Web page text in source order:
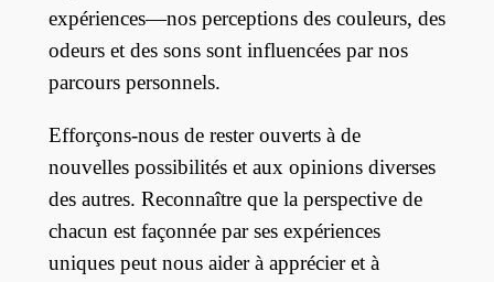
expériences—nos perceptions des couleurs, des
odeurs et des sons sont influencées par nos
parcours personnels.
Efforçons-nous de rester ouverts à de
nouvelles possibilités et aux opinions diverses
des autres. Reconnaître que la perspective de
chacun est façonnée par ses expériences
uniques peut nous aider à apprécier et à